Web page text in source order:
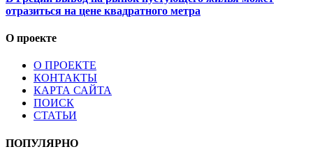
отразиться на цене квадратного метра
О проекте
О ПРОЕКТЕ
КОНТАКТЫ
КАРТА САЙТА
ПОИСК
СТАТЬИ
ПОПУЛЯРНО